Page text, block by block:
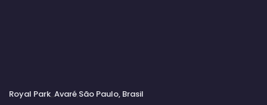
Royal Park Avaré São Paulo, Brasil